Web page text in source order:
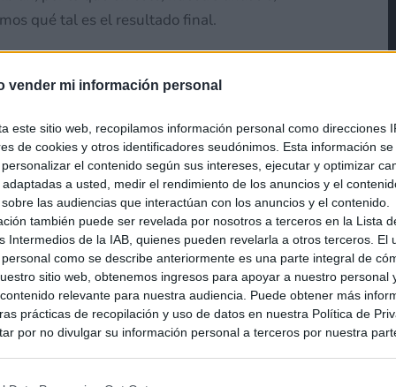
vender mi información personal
este sitio web, recopilamos información personal como direcciones
de cookies y otros identificadores seudónimos. Esta información
el contenido según sus intereses, ejecutar y optimizar
adaptadas a usted, medir el rendimiento de los anuncios y el
las audiencias que interactúan con los anuncios y el contenido.
también puede ser revelada por nosotros a terceros en la Lista
Intermedios de la IAB, quienes pueden revelarla a otros terceros. El
como se describe anteriormente es una parte integral de
sitio web, obtenemos ingresos para apoyar a nuestro personal
relevante para nuestra audiencia. Puede obtener más
prácticas de recopilación y uso de datos en nuestra Política de
por no divulgar su información personal a terceros por nuestra
qué tal es el resultado final.
de comenzar os recuerdo que durante la
2023 tuvimosla oportunidad de entrevistar
a Shun Nakamura, director del juego, para conocer
con respecto a esta nueva entrega.